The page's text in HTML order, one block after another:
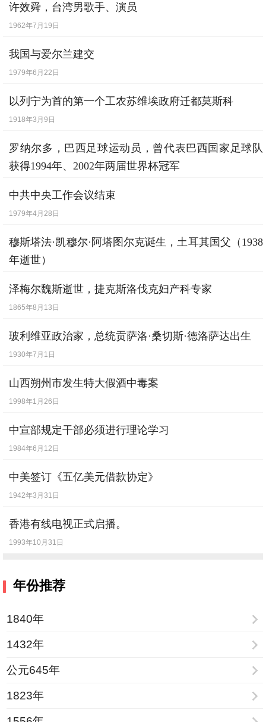
许效舜，台湾男歌手、演员
1962年7月19日
我国与爱尔兰建交
1979年6月22日
以列宁为首的第一个工农苏维埃政府迁都莫斯科
1918年3月9日
罗纳尔多，巴西足球运动员，曾代表巴西国家足球队
获得1994年、2002年两届世界杯冠军
中共中央工作会议结束
1979年4月28日
穆斯塔法·凯穆尔·阿塔图尔克诞生，土耳其国父（1938
年逝世）
泽梅尔魏斯逝世，捷克斯洛伐克妇产科专家
1865年8月13日
玻利维亚政治家，总统贡萨洛·桑切斯·德洛萨达出生
1930年7月1日
山西朔州市发生特大假酒中毒案
1998年1月26日
中宣部规定干部必须进行理论学习
1984年6月12日
中美签订《五亿美元借款协定》
1942年3月31日
香港有线电视正式启播。
1993年10月31日
年份推荐
1840年
1432年
公元645年
1823年